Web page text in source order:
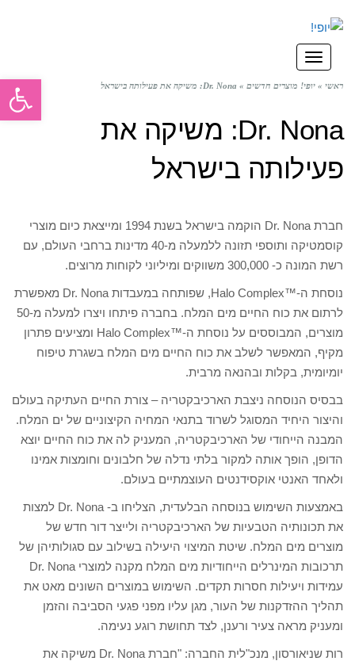
תפריט
ראשי » יופי! מוצרים חדשים » Dr. Nona: משיקה את פעילותה בישראל
Dr. Nona: משיקה את
פעילותה בישראל
חברת Dr. Nona הוקמה בישראל בשנת 1994 ומייצאת כיום מוצרי
קוסמטיקה ותוספי תזונה ללמעלה מ-40 מדינות ברחבי העולם, עם
רשת המונה כ- 300,000 משווקים ומיליוני לקוחות מרוצים.
נוסחת ה-™Halo Complex, שפותחה במעבדות Dr. Nona מאפשרת
לרתום את כוח החיים מים המלח. בחברה פיתחו ויצרו למעלה מ-50
מוצרים, המבוססים על נוסחת ה-™Halo Complex ומציעים פתרון
מקיף, המאפשר לשלב את כוח החיים מים המלח בשגרת טיפוח
יומיומית, בקלות ובהנאה מרבית.
בבסיס הנוסחה ניצבת הארכיבקטריה – צורת החיים העתיקה בעולם
והיצור היחיד המסוגל לשרוד בתנאי המחיה הקיצוניים של ים המלח.
המבנה הייחודי של הארכיבקטריה, המעניק לה את כוח החיים יוצא
הדופן, הופך אותה למקור בלתי נדלה של חלבונים וחומצות אמינו
ולאחד האנטי אוקסידנטים העוצמתיים בעולם.
באמצעות השימוש בנוסחה הבלעדית, הצליחו ב- Dr. Nona למצות
את תכונותיה הטבעיות של הארכיבקטריה ולייצר דור חדש של
מוצרים מים המלח. שיטת המיצוי היעילה בשילוב עם סגולותיהן של
תרכובות המינרלים הייחודיות מים המלח מקנה למוצרי Dr. Nona
עמידות ויעילות חסרות תקדים. השימוש במוצרים השונים מאט את
תהליך ההזדקנות של העור, מגן עליו מפני פגעי הסביבה והזמן
ומעניק מראה צעיר ורענן, לצד תחושת רוגע נעימה.
רות שניאורסון, מנכ"לית החברה: "חברת Dr. Nona משיקה את
פתח